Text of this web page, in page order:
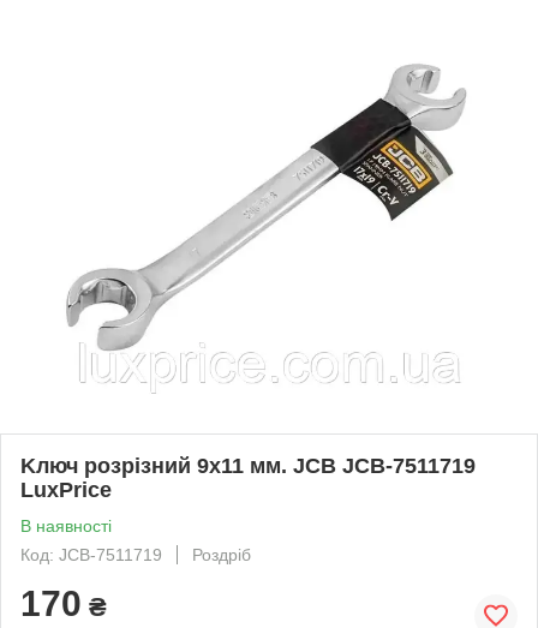
Kлюч розрізний 9x11 мм. JCB JCB-7511719
LuxPrice
В наявності
Код: JCB-7511719
Роздріб
170 ₴